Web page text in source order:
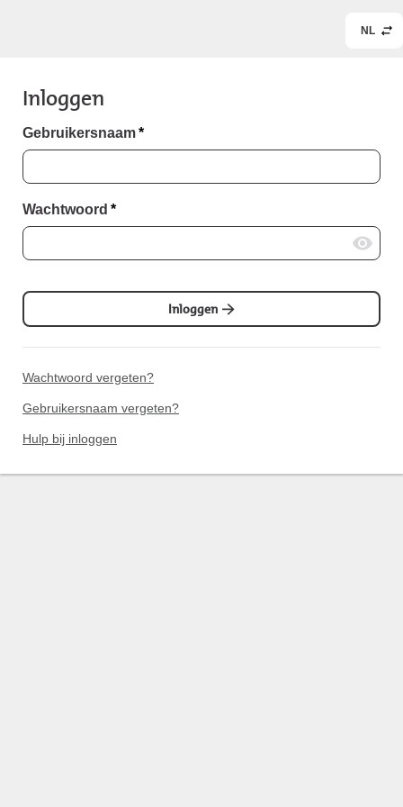
NL
Inloggen
Gebruikersnaam*
Wachtwoord *
Inloggen
Wachtwoord vergeten?
Gebruikersnaam vergeten?
Hulp bij inloggen